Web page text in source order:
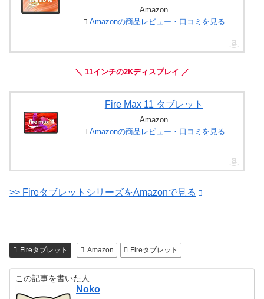
Amazon
Amazonの商品レビュー・口コミを見る
＼ 11インチの2Kディスプレイ ／
Fire Max 11 タブレット
Amazon
Amazonの商品レビュー・口コミを見る
>> FireタブレットシリーズをAmazonで見る
Fireタブレット Amazon Fireタブレット
この記事を書いた人
Noko